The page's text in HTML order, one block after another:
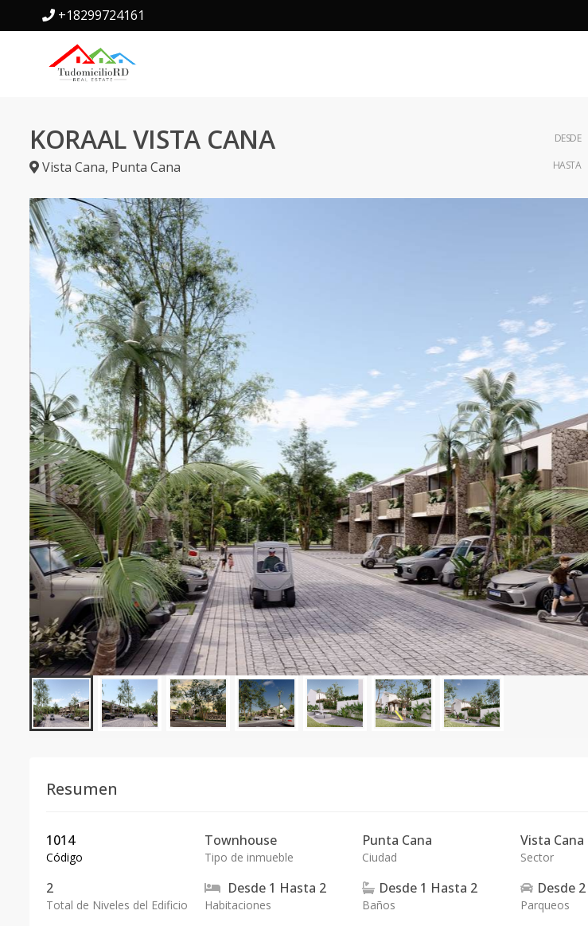
+18299724161
KORAAL VISTA CANA
Vista Cana, Punta Cana
DESDE
HASTA
Resumen
1014
Código
Townhouse
Tipo de inmueble
Punta Cana
Ciudad
Vista Cana
Sector
2
Total de Niveles del Edificio
Desde 1 Hasta 2
Habitaciones
Desde 1 Hasta 2
Baños
Desde 2
Parqueos